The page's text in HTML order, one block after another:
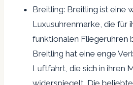
Breitling: Breitling ist eine
Luxusuhrenmarke, die für
funktionalen Fliegeruhren
Breitling hat eine enge
Luftfahrt, die sich in ihren
widerspiegelt. Die